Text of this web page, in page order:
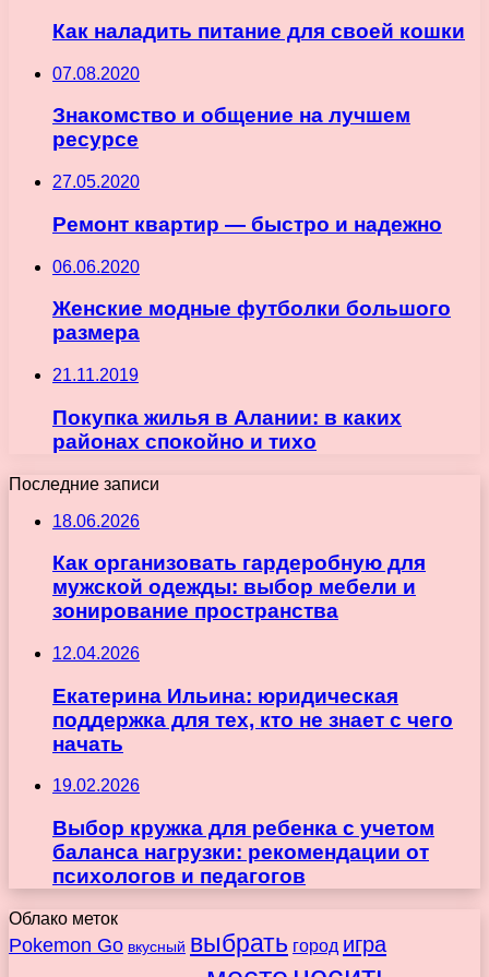
Как наладить питание для своей кошки
07.08.2020
Знакомство и общение на лучшем
ресурсе
27.05.2020
Ремонт квартир — быстро и надежно
06.06.2020
Женские модные футболки большого
размера
21.11.2019
Покупка жилья в Алании: в каких
районах спокойно и тихо
Последние записи
18.06.2026
Как организовать гардеробную для
мужской одежды: выбор мебели и
зонирование пространства
12.04.2026
Екатерина Ильина: юридическая
поддержка для тех, кто не знает с чего
начать
19.02.2026
Выбор кружка для ребенка с учетом
баланса нагрузки: рекомендации от
психологов и педагогов
Облако меток
Pokemon Go вкусный выбрать город игра